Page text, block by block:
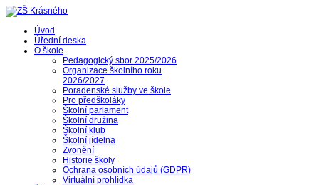
Úvod
Úřední deska
O škole
Pedagogický sbor 2025/2026
Organizace školního roku
2026/2027
Poradenské služby ve škole
Pro předškoláky
Školní parlament
Školní družina
Školní klub
Školní jídelna
Zvonění
Historie školy
Ochrana osobních údajů (GDPR)
Virtuální prohlídka